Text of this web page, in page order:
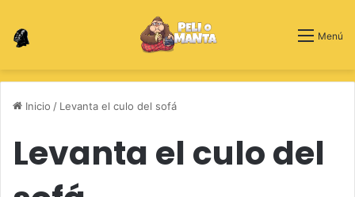
Switch skin Menú
Inicio / Levanta el culo del sofá
Levanta el culo del